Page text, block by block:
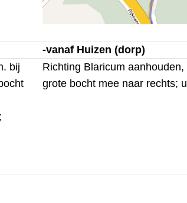
-vanaf Huizen (dorp)
bij
Richting Blaricum
grote bocht mee naar rechts;